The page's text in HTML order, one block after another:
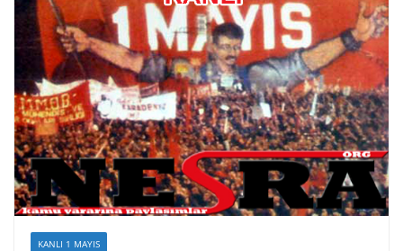
KANLI 1 MAYIS